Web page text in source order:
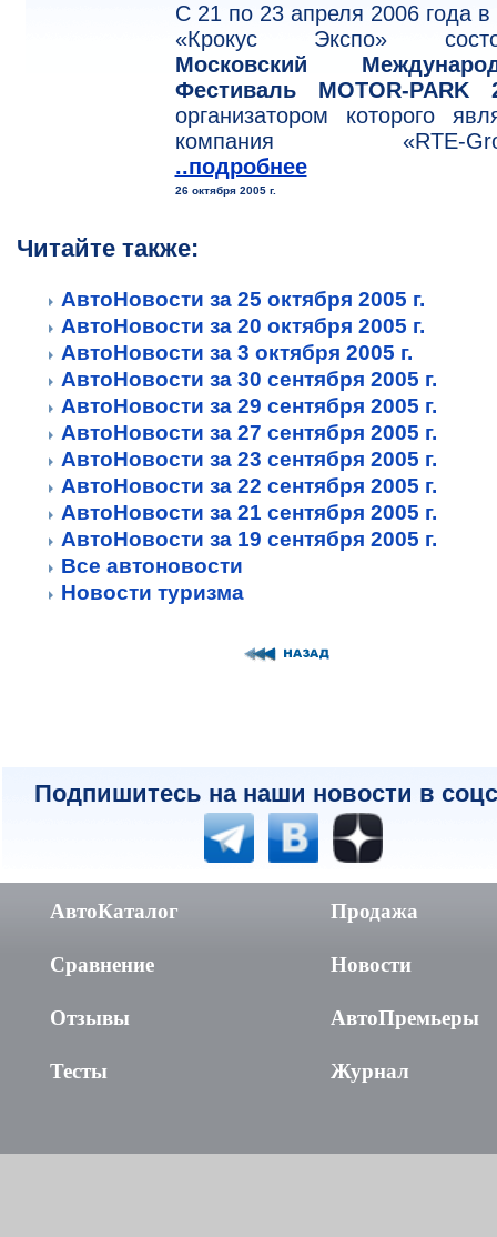
С 21 по 23 апреля 2006 года
«Крокус Экспо»
Московский
Фестиваль MOTOR-PARK
организатором которого
компания «RTE-
..подробнее
26 октября 2005 г.
Читайте также:
АвтоНовости за 25 октября 2005 г.
АвтоНовости за 20 октября 2005 г.
АвтоНовости за 3 октября 2005 г.
АвтоНовости за 30 сентября 2005 г.
АвтоНовости за 29 сентября 2005 г.
АвтоНовости за 27 сентября 2005 г.
АвтоНовости за 23 сентября 2005 г.
АвтоНовости за 22 сентября 2005 г.
АвтоНовости за 21 сентября 2005 г.
АвтоНовости за 19 сентября 2005 г.
Все автоновости
Новости туризма
Подпишитесь на наши новости в
АвтоКаталог
Сравнение
Отзывы
Тесты
Продажа
Новости
АвтоПремьеры
Журнал